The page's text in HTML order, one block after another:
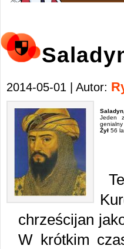
2014-05-01 | Autor:
Jeden
genialny
Żył 56
chrześcijan
W krótkim